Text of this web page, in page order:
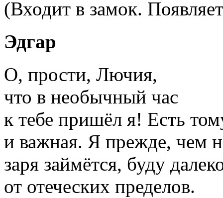
(Входит в замок.
Эдгар
О, прости, Лючия,
что в необычный час
к тебе пришёл я! Есть
и важная. Я прежде, чем
заря займётся, буду
от отеческих пределов.